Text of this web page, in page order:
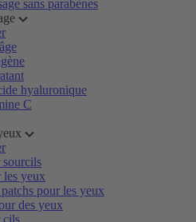
sans parabènes
hyaluronique
C
sourcils
les yeux
pour les yeux
des yeux
cils